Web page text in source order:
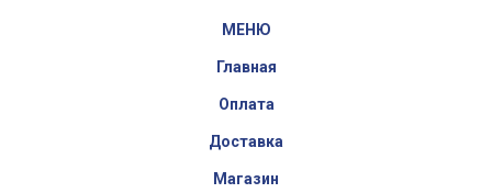
МЕНЮ
Главная
Оплата
Доставка
Магазин